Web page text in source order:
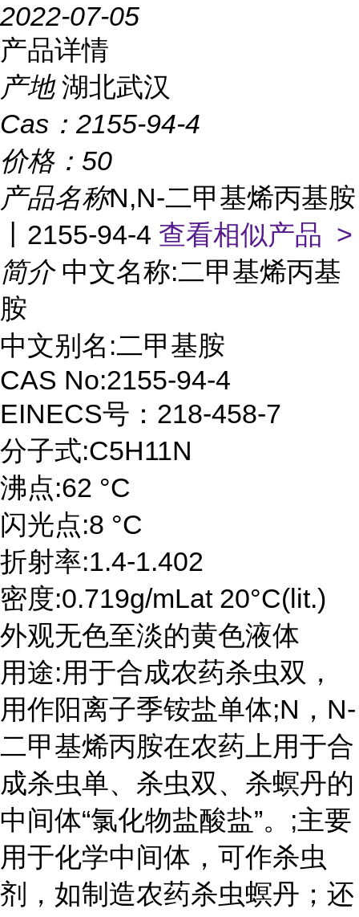
2022-07-05
产品详情
产地 湖北武汉
Cas： 2155-94-4
价格： 50
产品名称N,N-二甲基烯丙基胺
丨2155-94-4 查看相似产品 >
简介 中文名称:二甲基烯丙基
胺
中文别名:二甲基胺
CAS No:2155-94-4
EINECS号：218-458-7
分子式:C5H11N
沸点:62 °C
闪光点:8 °C
折射率:1.4-1.402
密度:0.719g/mLat 20°C(lit.)
外观无色至淡的黄色液体
用途:用于合成农药杀虫双，
用作阳离子季铵盐单体;N，N-
二甲基烯丙胺在农药上用于合
成杀虫单、杀虫双、杀螟丹的
中间体“氯化物盐酸盐”。;主要
用于化学中间体，可作杀虫
剂，如制造农药杀虫螟丹；还